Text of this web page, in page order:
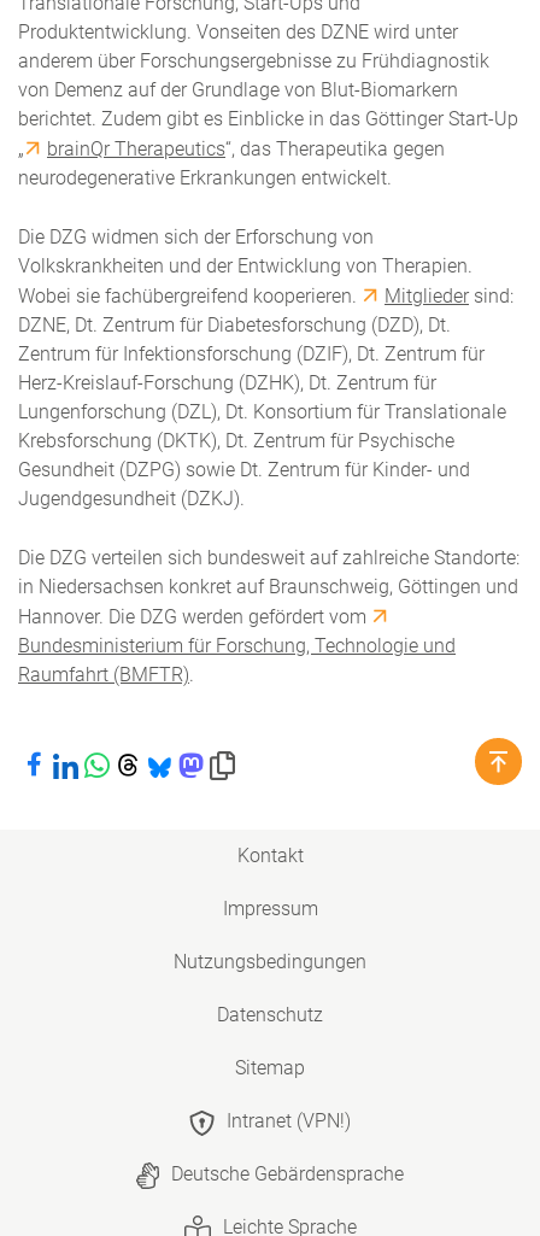
Produktentwicklung. Vonseiten des DZNE wird unter
anderem über Forschungsergebnisse zu Frühdiagnostik
von Demenz auf der Grundlage von Blut-Biomarkern
berichtet. Zudem gibt es Einblicke in das Göttinger Start-Up
„
brainQr Therapeutics“, das Therapeutika gegen
neurodegenerative Erkrankungen entwickelt.
Die DZG widmen sich der Erforschung von
Volkskrankheiten und der Entwicklung von Therapien.
Wobei sie fachübergreifend kooperieren.
Mitglieder sind:
DZNE, Dt. Zentrum für Diabetesforschung (DZD), Dt.
Zentrum für Infektionsforschung (DZIF), Dt. Zentrum für
Herz-Kreislauf-Forschung (DZHK), Dt. Zentrum für
Lungenforschung (DZL), Dt. Konsortium für Translationale
Krebsforschung (DKTK), Dt. Zentrum für Psychische
Gesundheit (DZPG) sowie Dt. Zentrum für Kinder- und
Jugendgesundheit (DZKJ).
Die DZG verteilen sich bundesweit auf zahlreiche Standorte:
in Niedersachsen konkret auf Braunschweig, Göttingen und
Hannover. Die DZG werden gefördert vom
Bundesministerium für Forschung, Technologie und
Raumfahrt (BMFTR).
Bei Facebook teilen
Bei LinkedIn teilen
Bei WhatsApp teilen
Bei Threads teilen
Bei Bluesky teilen
Bei Mastodon teilen
Link in die Zwischenablage kopieren
Kontakt
Impressum
Nutzungsbedingungen
Datenschutz
Sitemap
Intranet (VPN!)
Deutsche Gebärdensprache
Leichte Sprache